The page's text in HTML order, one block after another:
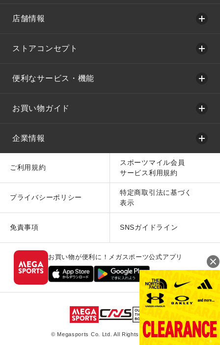
店舗情報
ストアコンセプト
便利なサービス・機能
お買い物ガイド
企業情報
ご利用規約
スポーツマイル会員
サービス利用規約
プライバシーポリシー
特定商取引法に基づく
表示
免責事項 SNSガイドライン
お買い物が便利に！メガスポーツ公式アプリ
© Megasports Co. Ltd. All Rights Reserved.